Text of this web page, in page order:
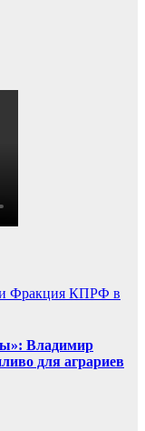
Фракция КПРФ в
Владимир
для аграриев